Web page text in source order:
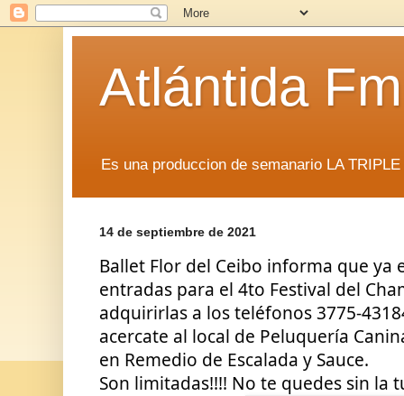
Atlántida
Es una produccion de semanario LA
14 de septiembre de 2021
Ballet Flor del Ceibo informa que ya
entradas para el 4to Festival del
adquirirlas a los teléfonos 3775-
acercate al local de Peluquería
en Remedio de Escalada y Sauce.
Son limitadas!!!! No te quedes sin la